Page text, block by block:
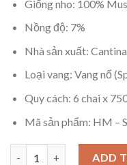
Giống nho: 100%
Nồng độ: 7%
Nhà sản xuất:
Loại vang: Vang nổ
Quy cách: 6 chai x
Mã sản phẩm: HM –
RƯỢU VANG ADD